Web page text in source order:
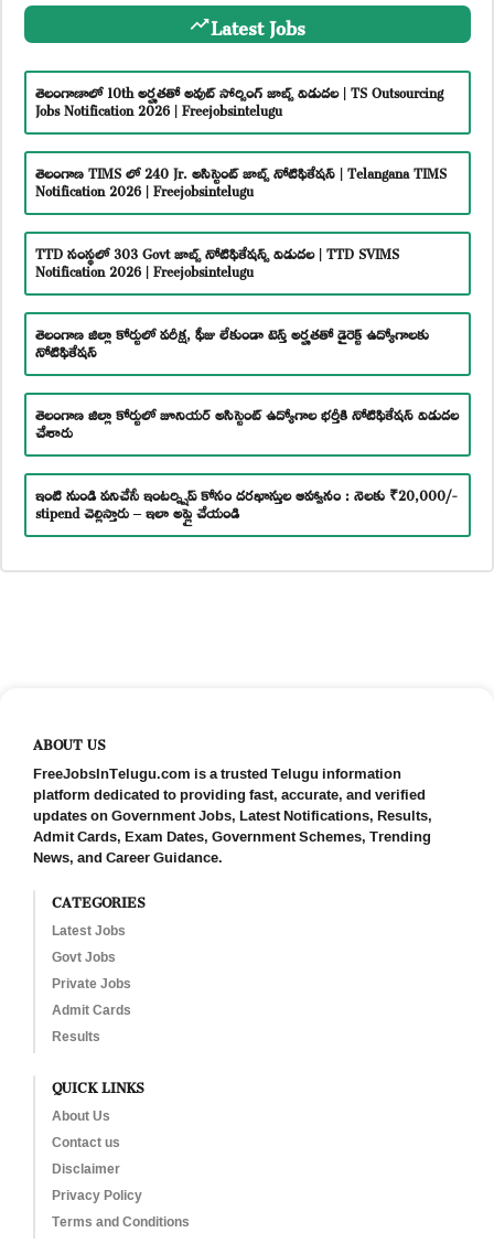
Latest Jobs
తెలంగాణాలో 10th అర్హతతో అవుట్ సోర్సింగ్ జాబ్స్ విడుదల | TS Outsourcing
Jobs Notification 2026 | Freejobsintelugu
తెలంగాణ TIMS లో 240 Jr. అసిస్టెంట్ జాబ్స్ నోటిఫికేషన్ | Telangana TIMS
Notification 2026 | Freejobsintelugu
TTD సంస్థలో 303 Govt జాబ్స్ నోటిఫికేషన్స్ విడుదల | TTD SVIMS
Notification 2026 | Freejobsintelugu
తెలంగాణ జిల్లా కోర్టులో పరీక్ష, ఫీజు లేకుండా టెన్త్ అర్హతతో డైరెక్ట్ ఉద్యోగాలకు
నోటిఫికేషన్
తెలంగాణ జిల్లా కోర్టులో జూనియర్ అసిస్టెంట్ ఉద్యోగాల భర్తీకి నోటిఫికేషన్ విడుదల
చేశారు
ఇంటి నుండి పనిచేసే ఇంటర్న్షిప్ కోసం దరఖాస్తుల ఆహ్వానం : నెలకు ₹20,000/-
stipend చెల్లిస్తారు – ఇలా అప్లై చేయండి
ABOUT US
FreeJobsInTelugu.com is a trusted Telugu information
platform dedicated to providing fast, accurate, and verified
updates on Government Jobs, Latest Notifications, Results,
Admit Cards, Exam Dates, Government Schemes, Trending
News, and Career Guidance.
CATEGORIES
Latest Jobs
Govt Jobs
Private Jobs
Admit Cards
Results
QUICK LINKS
About Us
Contact us
Disclaimer
Privacy Policy
Terms and Conditions